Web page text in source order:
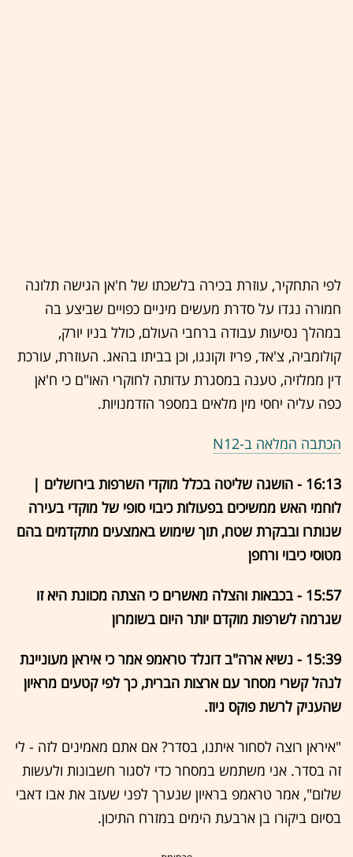
לפי התחקיר, עוזרת בכירה בלשכתו של ח'אן הגישה תלונה
חמורה נגדו על סדרת מעשים מיניים כפויים שביצע בה
במהלך נסיעות עבודה ברחבי העולם, כולל בניו יורק,
קולומביה, צ'אד, פריז וקונגו, וכן בביתו בהאג. העוזרת, עורכת
דין ממלזיה, טענה במסגרת עדותה לחוקרי האו"ם כי ח'אן
כפה עליה יחסי מין מלאים במספר הזדמנויות.
הכתבה המלאה ב-N12
16:13 - הושגה שליטה בכלל מוקדי השרפות בירושלים |
לוחמי האש ממשיכים בפעולות כיבוי סופי של מוקדי בעירה
שנותרו ובבקרת שטח, תוך שימוש באמצעים מתקדמים בהם
מטוסי כיבוי ורחפן
15:57 - בכבאות והצלה מאשרים כי הצתה מכוונת היא זו
שגרמה לשרפות מוקדם יותר היום בשומרון
15:39 - נשיא ארה"ב דונלד טראמפ אמר כי איראן מעוניינת
לנהל קשרי מסחר עם ארצות הברית, כך לפי קטעים מראיון
שהעניק לרשת פוקס ניוז.
"איראן רוצה לסחור איתנו, בסדר? אם אתם מאמינים לזה - לי
זה בסדר. אני משתמש במסחר כדי לסגור חשבונות ולעשות
שלום", אמר טראמפ בראיון שנערך לפני שעזב את אבו דאבי
בסיום ביקורו בן ארבעת הימים במזרח התיכון.